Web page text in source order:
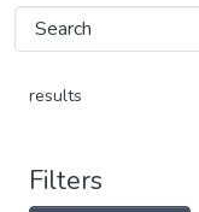
results
Filters